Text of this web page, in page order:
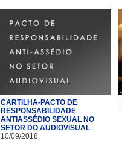
CARTILHA-PACTO DE
RESPONSABILIDADE
ANTIASSÉDIO SEXUAL NO
SETOR DO AUDIOVISUAL
10/09/2018